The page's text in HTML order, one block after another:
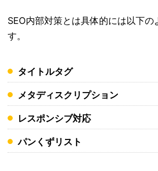
SEO内部対策とは具体的には以下の
す。
タイトルタグ
メタディスクリプション
レスポンシブ対応
パンくずリスト